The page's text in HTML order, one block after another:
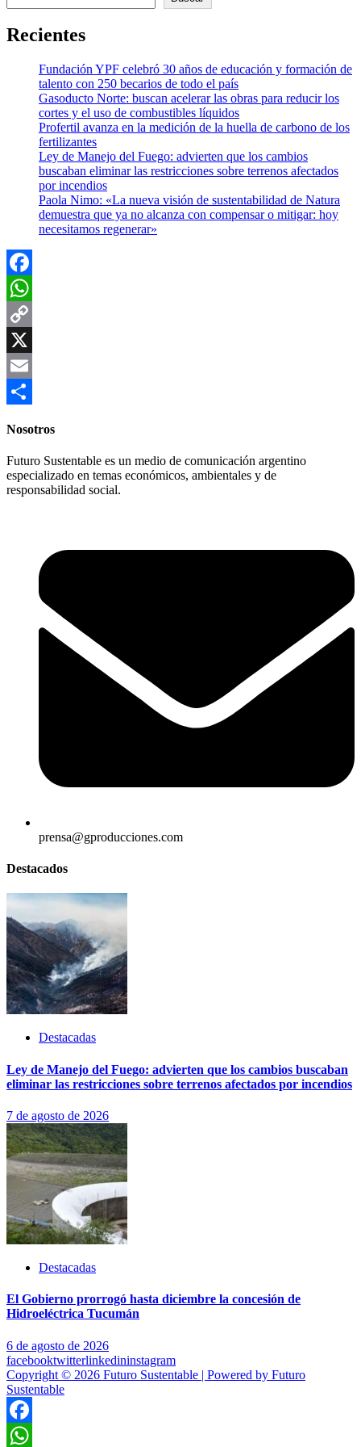
Recientes
Fundación YPF celebró 30 años de educación y formación de
talento con 250 becarios de todo el país
Gasoducto Norte: buscan acelerar las obras para reducir los
cortes y el uso de combustibles líquidos
Profertil avanza en la medición de la huella de carbono de los
fertilizantes
Ley de Manejo del Fuego: advierten que los cambios
buscaban eliminar las restricciones sobre terrenos afectados
por incendios
Paola Nimo: «La nueva visión de sustentabilidad de Natura
demuestra que ya no alcanza con compensar o mitigar: hoy
necesitamos regenerar»
Facebook
WhatsApp
Copy
Link
X
Email
Nosotros
Futuro Sustentable es un medio de comunicación argentino
especializado en temas económicos, ambientales y de
responsabilidad social.
prensa@gproducciones.com
Destacados
Destacadas
Ley de Manejo del Fuego: advierten que los cambios buscaban
eliminar las restricciones sobre terrenos afectados por incendios
7 de agosto de 2026
Destacadas
El Gobierno prorrogó hasta diciembre la concesión de
Hidroeléctrica Tucumán
6 de agosto de 2026
facebooktwitterlinkedininstagram
Copyright © 2026 Futuro Sustentable | Powered by Futuro
Sustentable
Facebook